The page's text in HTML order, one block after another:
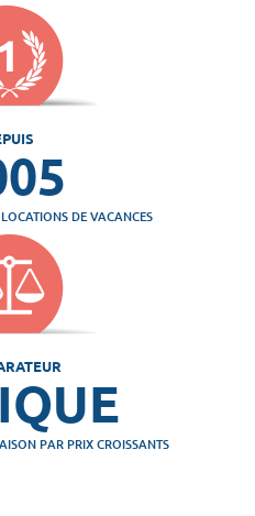
DE VACANCES
PAR PRIX CROISSANTS